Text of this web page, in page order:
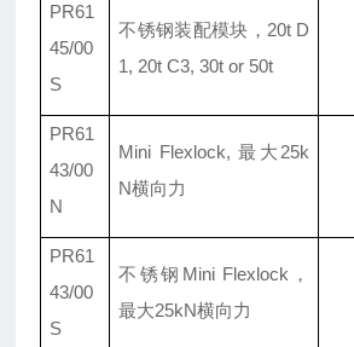
PR61
45/00
S
不锈钢装配模块 ，20t D
1, 20t C3, 30t or 50t
PR61
43/00
N
Mini Flexlock, 最大25k
N横向力
PR61
43/00
S
不锈钢Mini Flexlock，
最大25kN横向力